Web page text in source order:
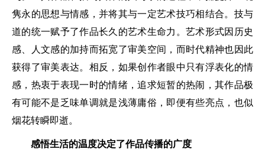
隽永的思想与情感，并将其与一定艺术技巧相结合。技与
道的统一赋予了作品长久的艺术生命力。艺术形式因历史
感、人文感的加持而拓宽了审美空间，而时代精神也因此
获得了审美表达。相反，如果创作者眼中只有浮表化的情
感，热衷于表现一时的情绪，追求短暂的热闹，其作品极
有可能不是乏味单调就是浅薄庸俗，即便有些亮点，也似
烟花转瞬即逝。
感悟生活的温度决定了作品传播的广度